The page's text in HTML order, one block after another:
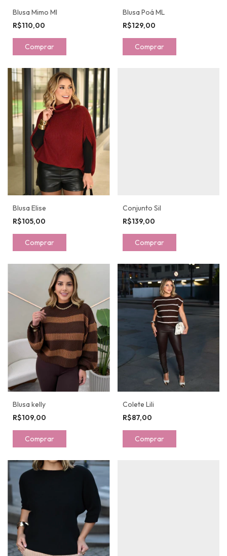
Blusa Mimo Ml
R$110,00
Comprar
Blusa Poá ML
R$129,00
Comprar
Blusa Elise
R$105,00
Comprar
Conjunto Sil
R$139,00
Comprar
Blusa kelly
R$109,00
Comprar
Colete Lili
R$87,00
Comprar